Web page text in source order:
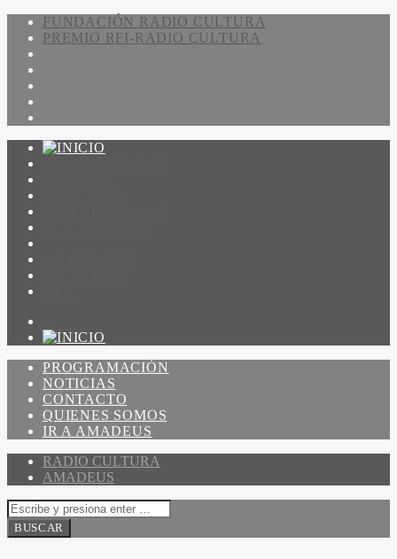
FUNDACIÓN RADIO CULTURA
PREMIO RFI-RADIO CULTURA
PROGRAMACIÓN
NOTICIAS
CONTACTO
QUIENES SOMOS
IR A AMADEUS
RADIO CULTURA
AMADEUS